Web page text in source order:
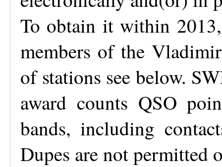
To obtain it within
members of the
of stations see below.
award counts QSO
bands, including
Dupes are not permitted